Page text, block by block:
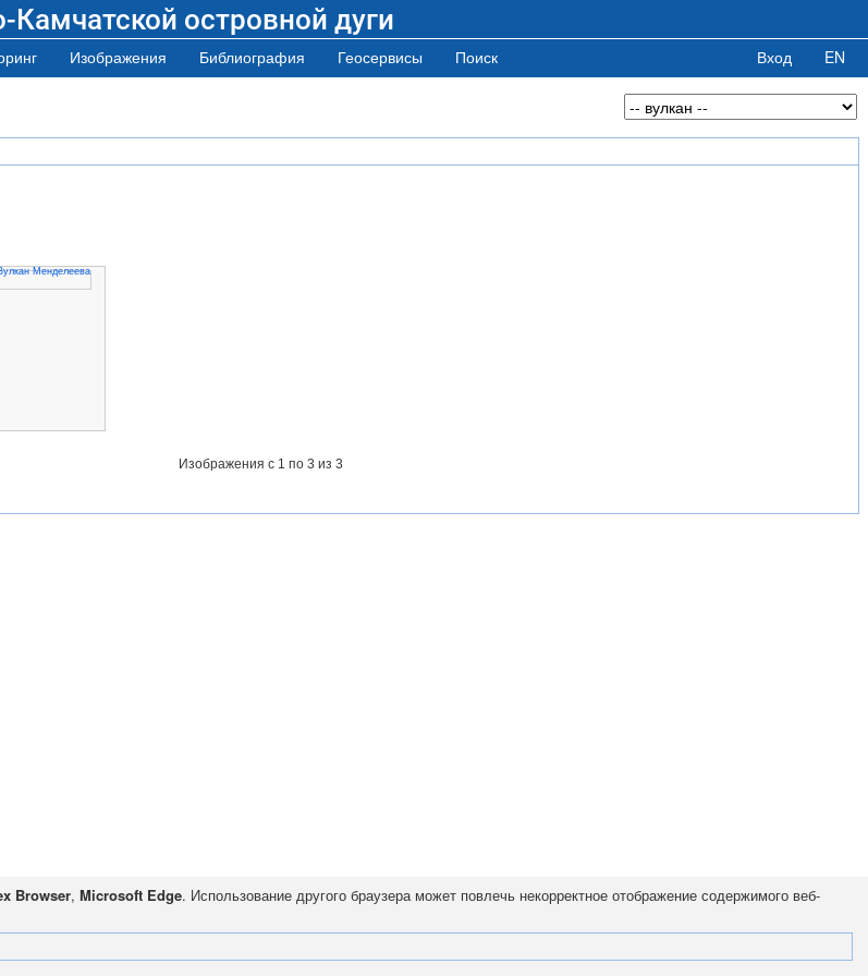
Камчатской островной дуги
Изображения Библиография Геосервисы Поиск Вход EN
Изображения с 1 по 3 из 3
Browser, Microsoft Edge. Использование другого браузера может повлечь некорректное отображение содержимого веб-